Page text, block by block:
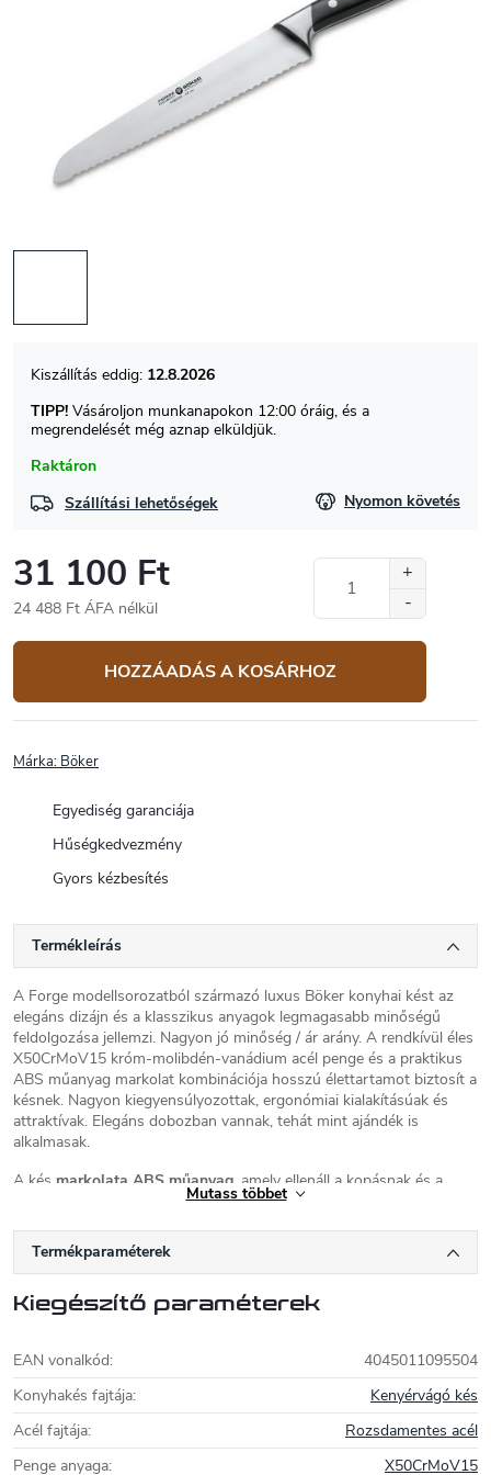
Raktáron
12.8.2026
TIPP! Vásároljon munkanapokon 12:00 óráig, és a
megrendelését még aznap elküldjük.
Szállítási lehetőségek Nyomon követés
31 100 Ft
24 488 Ft ÁFA nélkül
HOZZÁADÁS A KOSÁRHOZ
Márka: Böker
Egyediség garanciája
Hűségkedvezmény
Gyors kézbesítés
Termékleírás
A Forge modellsorozatból származó luxus Böker konyhai kést az
elegáns dizájn és a klasszikus anyagok legmagasabb minőségű
feldolgozása jellemzi. Nagyon jó minőség / ár arány. A rendkívül éles
X50CrMoV15 króm-molibdén-vanádium acél penge és a praktikus
ABS műanyag markolat kombinációja hosszú élettartamot biztosít a
késnek. Nagyon kiegyensúlyozottak, ergonómiai kialakításúak és
attraktívak. Elegáns dobozban vannak, tehát mint ajándék is
alkalmasak.
A kés markolata ABS műanyag , amely ellenáll a kopásnak és a
nedvesssének és nagyon erős.
készült, 22 cm hosszú recézett pengével.
Felhasználás:a kés kenyér és pékáru szeletelésére alkalmas.
mosogatószerrel, a kések nem alkalmasak mosogatógépbe.
Böker kések
A solingeni székhelyű német Böker nemcsak
világhírű késgyártó, hanem más márkák
Mutass többet
Termékparaméterek
Kiegészítő paraméterek
EAN vonalkód:
4045011095504
Konyhakés fajtája:
Kenyérvágó kés
Acél fajtája:
Rozsdamentes acél
Penge anyaga:
X50CrMoV15